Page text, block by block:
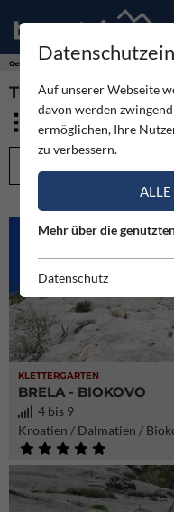
Gebirge
TOUREN -
KLETTERGARTEN
BRELA - BIOKOVO
4 bis 9
Kroatien / Dalmatien /
Auf unserer Webseite
davon werden
ermöglichen, Ihre
zu verbessern.
Mehr über die
Datenschutz